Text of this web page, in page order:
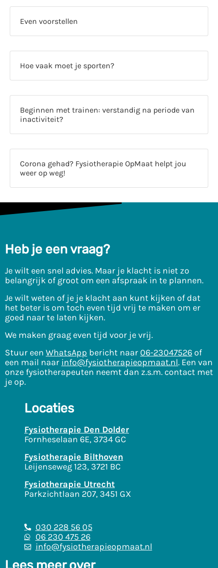
Even voorstellen
Hoe vaak moet je sporten?
Beginnen met trainen: verstandig na periode van
inactiviteit?
Corona gehad? Fysiotherapie OpMaat helpt jou
weer op weg!
Heb je een vraag?
Je wilt een snel advies. Maar je klacht is niet zo
belangrijk of groot om een afspraak in te plannen.
Je wilt weten of je je klacht aan kunt kijken of dat
het beter is om toch even tijd vrij te maken om er
goed naar te laten kijken.
We maken graag even tijd voor je vrij.
Stuur een WhatsApp bericht naar 06-23047526 of
een mail naar info@fysiotherapieopmaat.nl. Een van
onze fysiotherapeuten neemt dan z.s.m. contact met
je op.
Locaties
Fysiotherapie Den Dolder
Fornheselaan 6E, 3734 GC
Fysiotherapie Bilthoven
Leijenseweg 123, 3721 BC
Fysiotherapie Utrecht
Parkzichtlaan 207, 3451 GX
030 228 56 05
06 230 475 26
info@fysiotherapieopmaat.nl